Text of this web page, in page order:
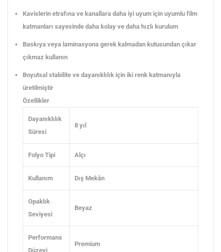
Kavislerin etrafına ve kanallara daha iyi uyum için uyumlu film
katmanları sayesinde daha kolay ve daha hızlı kurulum
Baskıya veya laminasyona gerek kalmadan kutusundan çıkar
çıkmaz kullanın
Boyutsal stabilite ve dayanıklılık için iki renk katmanıyla
üretilmiştir
Özellikler
Dayanıklılık
Süresi
8 yıl
Folyo Tipi Alçı
Kullanım Dış Mekân
Opaklık
Seviyesi
Beyaz
Performans
Düzeyi
Premium